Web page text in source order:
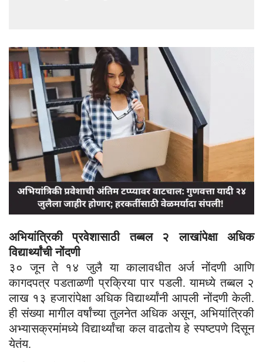
अभियांत्रिकी प्रवेशासाठी तब्बल २ लाखांपेक्षा अधिक
विद्यार्थ्यांची नोंदणी
३० जून ते १४ जुलै या कालावधीत अर्ज नोंदणी आणि
कागदपत्र पडताळणी प्रक्रिया पार पडली. यामध्ये तब्बल २
लाख १३ हजारांपेक्षा अधिक विद्यार्थ्यांनी आपली नोंदणी केली.
ही संख्या मागील वर्षांच्या तुलनेत अधिक असून, अभियांत्रिकी
अभ्यासक्रमांमध्ये विद्यार्थ्यांचा कल वाढतोय हे स्पष्टपणे दिसून
येतंय.